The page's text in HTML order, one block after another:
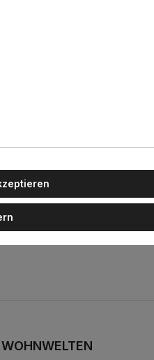
Kronleuchter. Wie eine
WOHNWELTEN